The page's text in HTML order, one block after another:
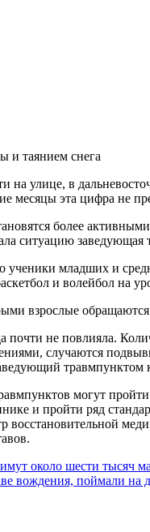
и таянием снега
месяцы эта цифра не
более
ситуацию
младших и
и волейбол на
взрослые
почти не повлияла.
случаются
могут
и пройти ряд
около шести тысяч
вождения, поймали на